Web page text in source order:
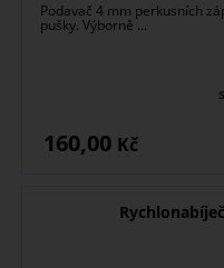
Podavač 4 mm perkusních
pušky. Výborně ...
160,00 Kč